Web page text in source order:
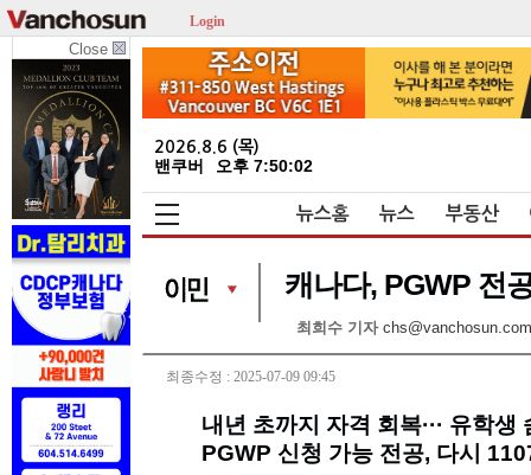
Login
Close
2026.8.6 (목)
밴쿠버 오후 7:50:02
뉴스홈 뉴스 부동산
캐나다, PGWP 전
최희수 기자 chs@vanchosun.com
최종수정 : 2025-07-09 09:45
내년 초까지 자격 회복··· 유학생
PGWP 신청 가능 전공, 다시